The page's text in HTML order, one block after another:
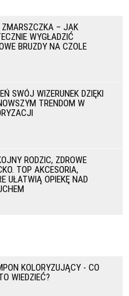
ZMARSZCZKA – JAK
WYGŁADZIĆ
BRUZDY NA CZOLE
SWÓJ WIZERUNEK DZIĘKI
TRENDOM W
RODZIC, ZDROWE
TOP AKCESORIA,
UŁATWIĄ OPIEKĘ NAD
KOLORYZUJĄCY - CO
WIEDZIEĆ?